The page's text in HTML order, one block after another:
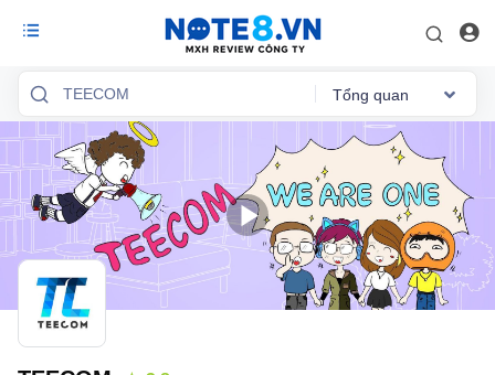
Tổng quan
Reviews
Việc làm
Mức lương
Phỏng vấn